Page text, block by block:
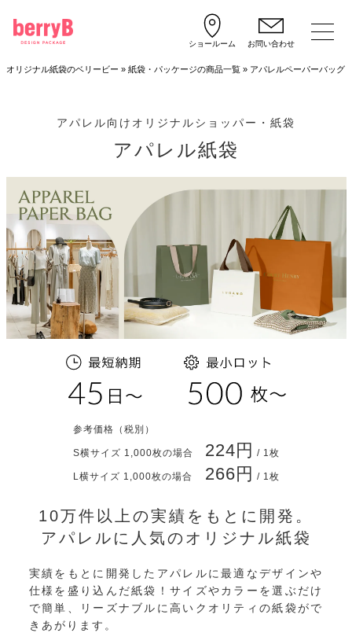
ショールーム お問い合わせ
オリジナル紙袋のベリービー » 紙袋・パッケージの商品一覧» アパレルペーパーバッグ
アパレル向けオリジナルショッパー・紙袋
アパレル紙袋
参考価格 （税別）
S横サイズ 1,000枚の場合 224円 / 1枚
L横サイズ 1,000枚の場合 266円 / 1枚
10万件以上の実績をもとに開発。
アパレルに人気のオリジナル紙袋
実績をもとに開発したアパレルに最適なデザインや
仕様を盛り込んだ紙袋！サイズやカラーを選ぶだけ
で簡単、リーズナブルに高いクオリティの紙袋がで
きあがります。